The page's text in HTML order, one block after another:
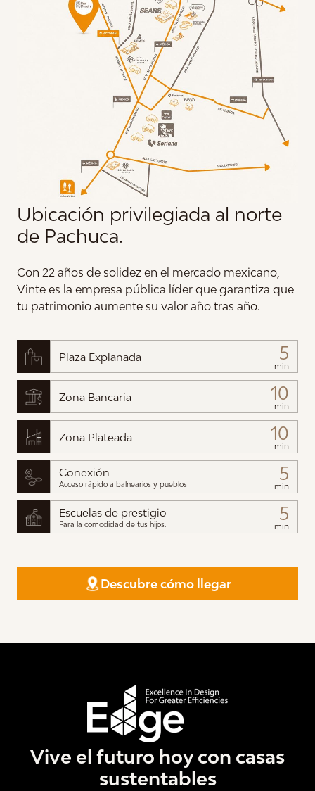
TOUR VIRTUAL
Nuestros modelos
Montesino
Ubicación privilegiada al norte
de Pachuca.
Con 22 años de solidez en el mercado mexicano,
Vinte es la empresa pública líder que garantiza que
tu patrimonio aumente su valor año tras año.
Plaza Explanada 5
min
Zona Bancaria 10
min
Zona Plateada 10
min
Conexión
Acceso rápido a balnearios y pueblos 5
min
Escuelas de prestigio
Para la comodidad de tus hijos. 5
min
Descubre cómo llegar
Vive el futuro hoy con casas
sustentables